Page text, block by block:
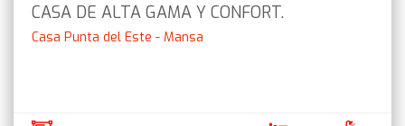
CASA DE ALTA GAMA Y CONFORT.
Casa Punta del Este - Mansa